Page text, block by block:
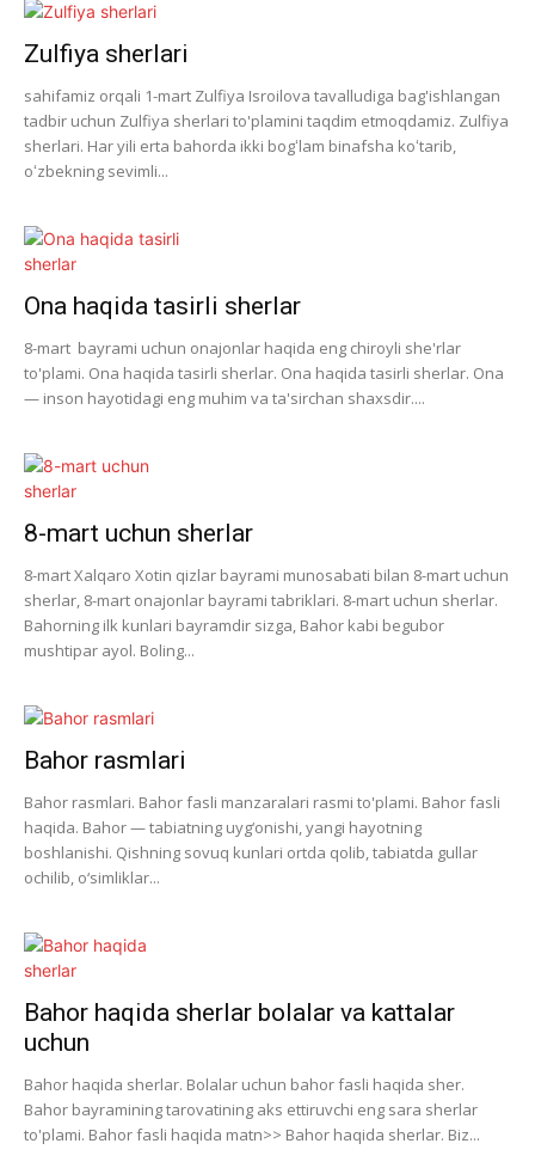
Zulfiya sherlari
sahifamiz orqali 1-mart Zulfiya Isroilova tavalludiga bag'ishlangan
tadbir uchun Zulfiya sherlari to'plamini taqdim etmoqdamiz. Zulfiya
sherlari. Har yili erta bahorda ikki bogʻlam binafsha koʻtarib,
oʻzbekning sevimli...
Ona haqida tasirli sherlar
8-mart bayrami uchun onajonlar haqida eng chiroyli she'rlar
to'plami. Ona haqida tasirli sherlar. Ona haqida tasirli sherlar. Ona
— inson hayotidagi eng muhim va ta'sirchan shaxsdir....
8-mart uchun sherlar
8-mart Xalqaro Xotin qizlar bayrami munosabati bilan 8-mart uchun
sherlar, 8-mart onajonlar bayrami tabriklari. 8-mart uchun sherlar.
Bahorning ilk kunlari bayramdir sizga, Bahor kabi begubor
mushtipar ayol. Boling...
Bahor rasmlari
Bahor rasmlari. Bahor fasli manzaralari rasmi to'plami. Bahor fasli
haqida. Bahor — tabiatning uyg‘onishi, yangi hayotning
boshlanishi. Qishning sovuq kunlari ortda qolib, tabiatda gullar
ochilib, o‘simliklar...
Bahor haqida sherlar bolalar va kattalar
uchun
Bahor haqida sherlar. Bolalar uchun bahor fasli haqida sher.
Bahor bayramining tarovatining aks ettiruvchi eng sara sherlar
to'plami. Bahor fasli haqida matn>> Bahor haqida sherlar. Biz...